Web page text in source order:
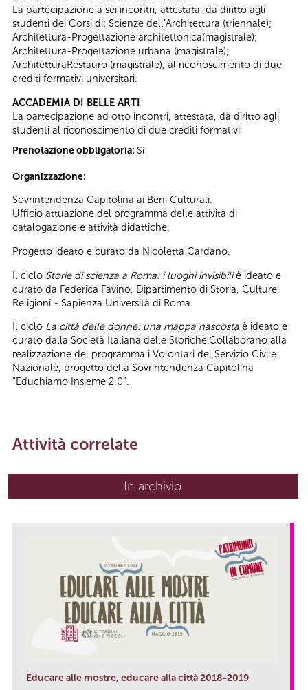
La partecipazione a sei incontri, attestata, dà diritto agli
studenti dei Corsi di: Scienze dell’Architettura (triennale);
Architettura-Progettazione architettonica(magistrale);
Architettura-Progettazione urbana (magistrale);
ArchitetturaRestauro (magistrale), al riconoscimento di due
crediti formativi universitari.
ACCADEMIA DI BELLE ARTI
La partecipazione ad otto incontri, attestata, dà diritto agli
studenti al riconoscimento di due crediti formativi.
Prenotazione obbligatoria: Sì
Organizzazione:
Sovrintendenza Capitolina ai Beni Culturali.
Ufficio attuazione del programma delle attività di
catalogazione e attività didattiche.
Progetto ideato e curato da Nicoletta Cardano.
Il ciclo Storie di scienza a Roma: i luoghi invisibiliè ideato e
curato da Federica Favino, Dipartimento di Storia, Culture,
Religioni - Sapienza Università di Roma.
Il ciclo La città delle donne: una mappa nascosta è ideato e
curato dalla Società Italiana delle Storiche.Collaborano alla
realizzazione del programma i Volontari del Servizio Civile
Nazionale, progetto della Sovrintendenza Capitolina
“Educhiamo Insieme 2.0”.
Attività correlate
In archivio
Educare alle mostre, educare alla città 2018-2019